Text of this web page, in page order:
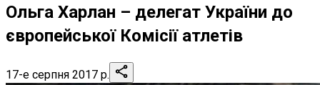
Ольга Харлан – делегат України до
європейської Комісії атлетів
17-е серпня 2017 р.